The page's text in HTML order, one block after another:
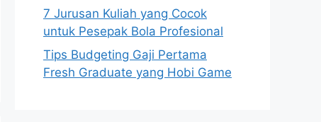
7 Jurusan Kuliah yang Cocok
untuk Pesepak Bola Profesional
Tips Budgeting Gaji Pertama
Fresh Graduate yang Hobi Game